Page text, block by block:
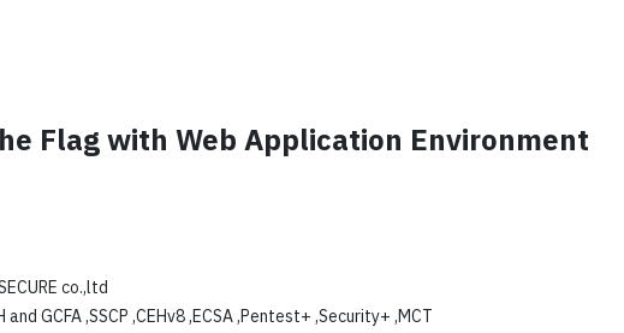
Flag with Web Application Environment
co.,ltd
and GCFA ,SSCP ,CEHv8 ,ECSA ,Pentest+ ,Security+ ,MCT